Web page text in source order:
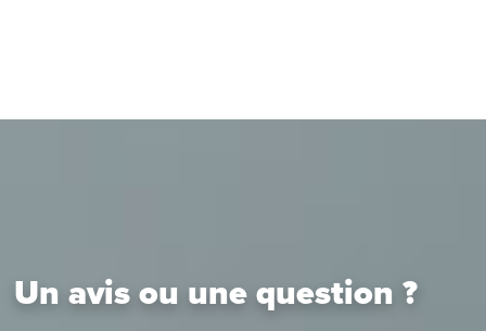
Un avis ou une question ?